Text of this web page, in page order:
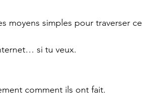
moyens simples pour traverser ce
si tu veux.
comment ils ont fait.